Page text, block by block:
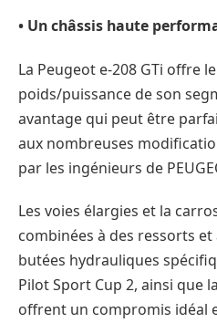
• Un châssis haute
La Peugeot e-208 GTi offre
poids/puissance de son
avantage qui peut être
aux nombreuses
par les ingénieurs de
Les voies élargies et la
combinées à des ressorts
butées hydrauliques
Pilot Sport Cup 2, ainsi que
offrent un compromis idéal